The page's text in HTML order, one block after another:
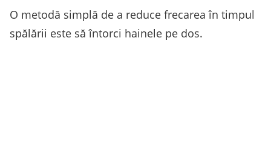
O metodă simplă de a reduce frecarea în timpul
spălării este să întorci hainele pe dos.